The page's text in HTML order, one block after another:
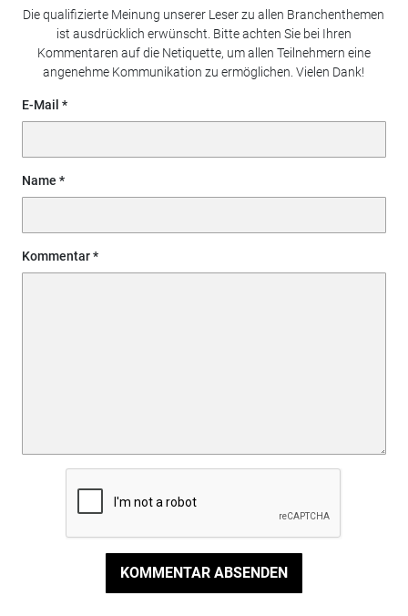
Die qualifizierte Meinung unserer Leser zu allen Branchenthemen
ist ausdrücklich erwünscht. Bitte achten Sie bei Ihren
Kommentaren auf die Netiquette, um allen Teilnehmern eine
angenehme Kommunikation zu ermöglichen. Vielen Dank!
E-Mail
Name
Kommentar
KOMMENTAR ABSENDEN